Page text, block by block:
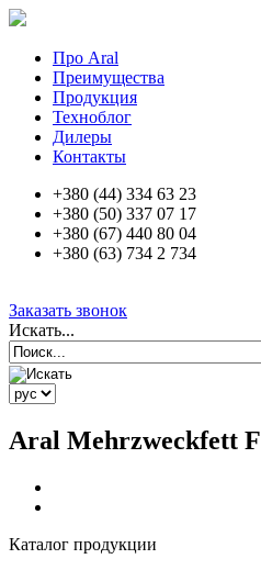
Про Aral
Преимущества
Продукция
Техноблог
Дилеры
Контакты
+380 (44) 334 63 23
+380 (50) 337 07 17
+380 (67) 440 80 04
+380 (63) 734 2 734
Заказать звонок
Искать...
Aral Mehrzweckfett F
Каталог продукции